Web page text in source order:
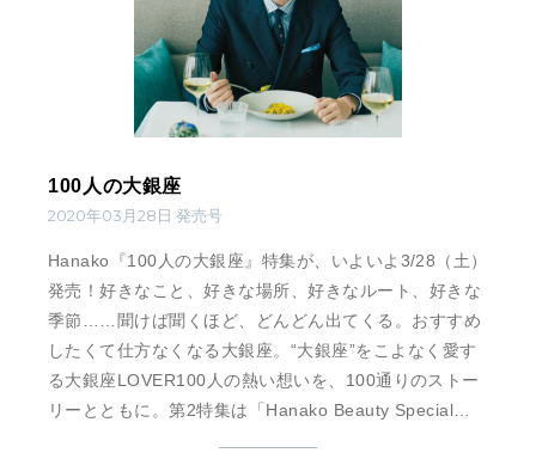
100人の大銀座
2020年03月28日 発売号
Hanako『100人の大銀座』特集が、いよいよ3/28（土）
発売！好きなこと、好きな場所、好きなルート、好きな
季節……聞けば聞くほど、どんどん出てくる。おすすめ
したくて仕方なくなる大銀座。“大銀座”をこよなく愛す
る大銀座LOVER100人の熱い想いを、100通りのストー
リーとともに。第2特集は「Hanako Beauty Special」